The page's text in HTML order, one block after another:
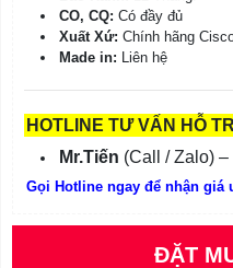
CO, CQ: Có đầy đủ
Xuất Xứ: Chính hãng
Made in: Liên hệ
HOTLINE TƯ VẤN HỖ
Mr.Tiến (Call / Zalo) –
Gọi Hotline ngay để nhận giá
ĐẶT